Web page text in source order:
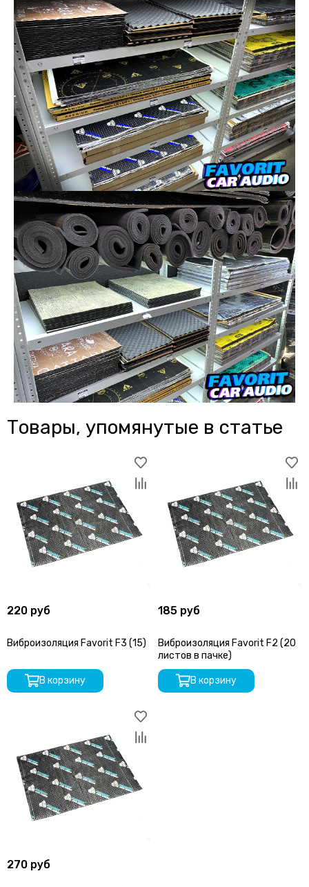
Товары, упомянутые в статье
220 руб
Виброизоляция Favorit F3 (15)
В корзину
185 руб
Виброизоляция Favorit F2 (20
листов в пачке)
В корзину
270 руб